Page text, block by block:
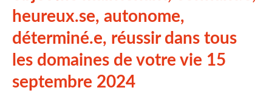
heureux.se, autonome,
déterminé.e, réussir dans tous
les domaines de votre vie 15
septembre 2024